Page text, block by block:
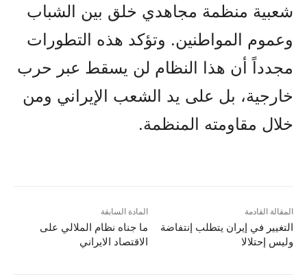
شعبية منظمة مجاهدي خلق بين الشباب
وعموم المواطنين. وتؤكد هذه التطورات
مجدداً أن هذا النظام لن يسقط عبر حرب
خارجية، بل على يد الشعب الإيراني ومن
خلال مقاومته المنظمة.
المادة السابقة
ما جناه نظام الملالي على
الاقتصاد الايراني
المقالة القادمة
التغيير في إيران يتطلب إنتفاضة
وليس إحتلالا